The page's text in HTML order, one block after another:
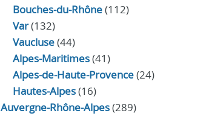
Bouches-du-Rhône(112)
Var(132)
Vaucluse(44)
Alpes-Maritimes(41)
Alpes-de-Haute-Provence(24)
Hautes-Alpes(16)
Auvergne-Rhône-Alpes(289)